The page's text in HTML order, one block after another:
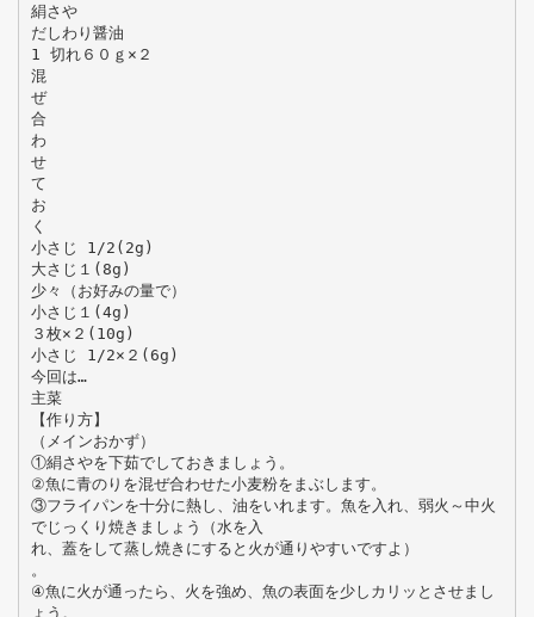
絹さや
だしわり醤油
1 切れ６０ｇ×２
混
ぜ
合
わ
せ
て
お
く
小さじ 1/2(2g)
大さじ１(8g)
少々（お好みの量で）
小さじ１(4g)
３枚×２(10g)
小さじ 1/2×２(6g)
今回は…
主菜
【作り方】
（メインおかず）
①絹さやを下茹でしておきましょう。
②魚に青のりを混ぜ合わせた小麦粉をまぶします。
③フライパンを十分に熱し、油をいれます。魚を入れ、弱火～中火
でじっくり焼きましょう（水を入
れ、蓋をして蒸し焼きにすると火が通りやすいですよ）
。
④魚に火が通ったら、火を強め、魚の表面を少しカリッとさせまし
ょう。